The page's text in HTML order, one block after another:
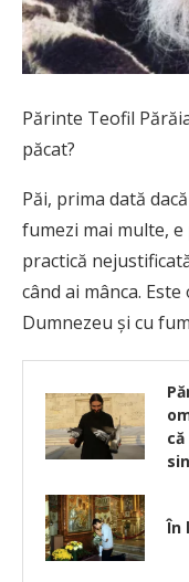
Părinte Teofil
păcat?
Păi, prima dată
fumezi mai multe, e
practică
când ai mânca.
Dumnezeu şi cu
În